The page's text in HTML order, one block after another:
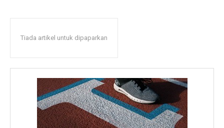
Tiada artikel untuk dipaparkan